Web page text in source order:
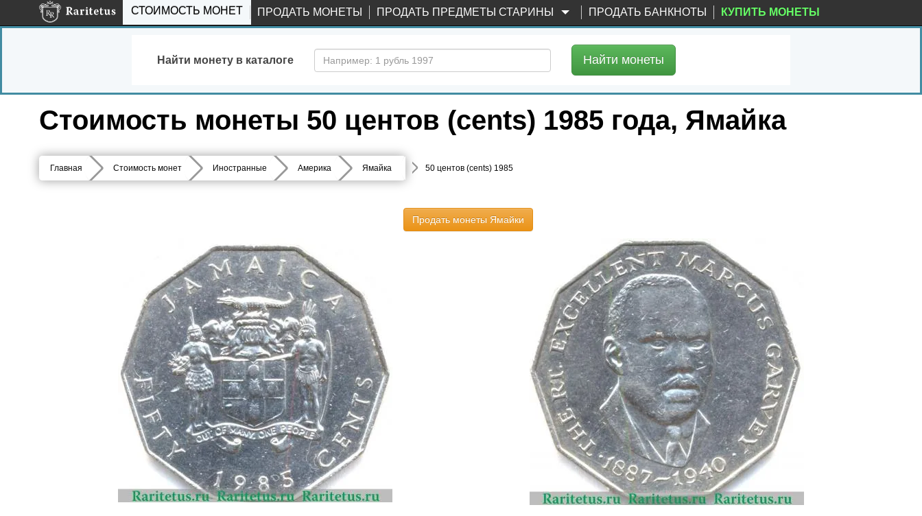
СТОИМОСТЬ МОНЕТ ПРОДАТЬ МОНЕТЫ ПРОДАТЬ ПРЕДМЕТЫ СТАРИНЫ ПРОДАТЬ БАНКНОТЫ КУПИТЬ МОНЕТЫ
Найти монету в каталоге Найти монеты
Стоимость монеты 50 центов (cents) 1985 года, Ямайка
Главная Стоимость монет Иностранные Америка Ямайка 50 центов (cents) 1985
Продать монеты Ямайки